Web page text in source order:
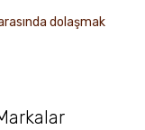
dolaşmak